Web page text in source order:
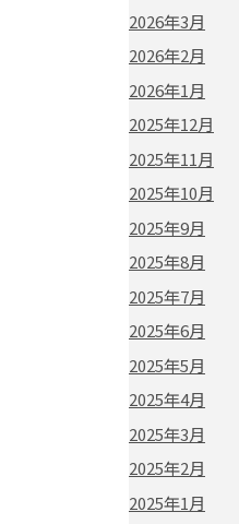
2026年3月
2026年2月
2026年1月
2025年12月
2025年11月
2025年10月
2025年9月
2025年8月
2025年7月
2025年6月
2025年5月
2025年4月
2025年3月
2025年2月
2025年1月